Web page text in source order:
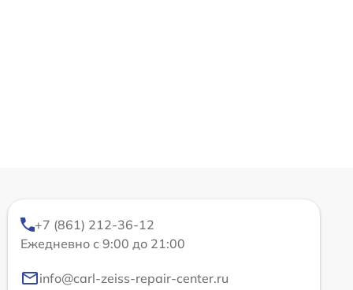
+7 (861) 212-36-12
Ежедневно с 9:00 до 21:00
info@carl-zeiss-repair-center.ru